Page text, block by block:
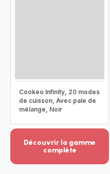
Cookeo Infinity, 20 modes
de cuisson, Avec pale de
mélange, Noir
Découvrir la gamme
complète